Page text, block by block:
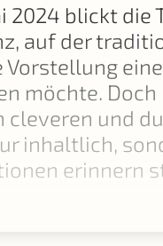
2024 blickt
auf der
möchte.
cleveren und
inhaltlich,
erinnern